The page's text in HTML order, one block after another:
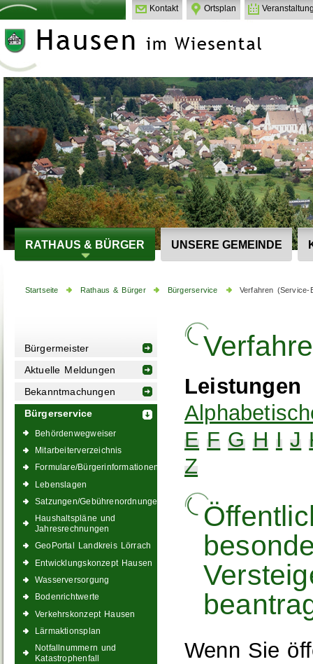
Kontakt Ortsplan
RATHAUS & BÜRGER UNSERE GEMEINDE
Startseite Rathaus & Bürger Bürgerservice Verfahren (Service-
Bürgermeister
Aktuelle Meldungen
Bekanntmachungen
Bürgerservice
Behördenwegweiser
Mitarbeiterverzeichnis
Formulare/Bürgerinformationen
Lebenslagen
Satzungen/Gebührenordnungen
Haushaltspläne und
Jahresrechnungen
GeoPortal Landkreis Lörrach
Entwicklungskonzept Hausen
Wasserversorgung
Bodenrichtwerte
Verkehrskonzept Hausen
Lärmaktionsplan
Notfallnummern und
Katastrophenfall
Leistungen
E F G H I J
Z
Wenn Sie